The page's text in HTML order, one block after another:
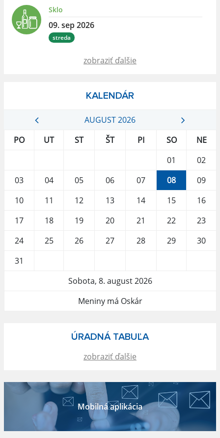
Sklo
09. sep 2026
streda
zobraziť ďalšie
KALENDÁR
AUGUST 2026
PO
UT ST ŠT PI SO
NE
01
02
03
04 05 06 07 08
09
10
11 12 13 14 15
16
17
18 19 20 21 22
23
24
25 26 27 28 29
30
31
Sobota, 8. august 2026
Meniny má Oskár
ÚRADNÁ TABUĽA
zobraziť ďalšie
Mobilná aplikácia